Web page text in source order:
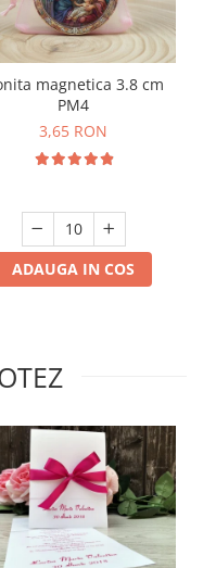
magnetica 3.8 cm
PM4
3,65 RON
ADAUGA IN COS